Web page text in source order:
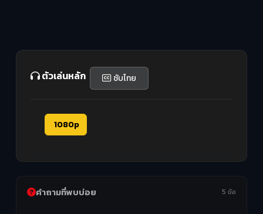
ตัวเล่นหลัก ซับไทย
1080p
คำถามที่พบบ่อย 5 ข้อ